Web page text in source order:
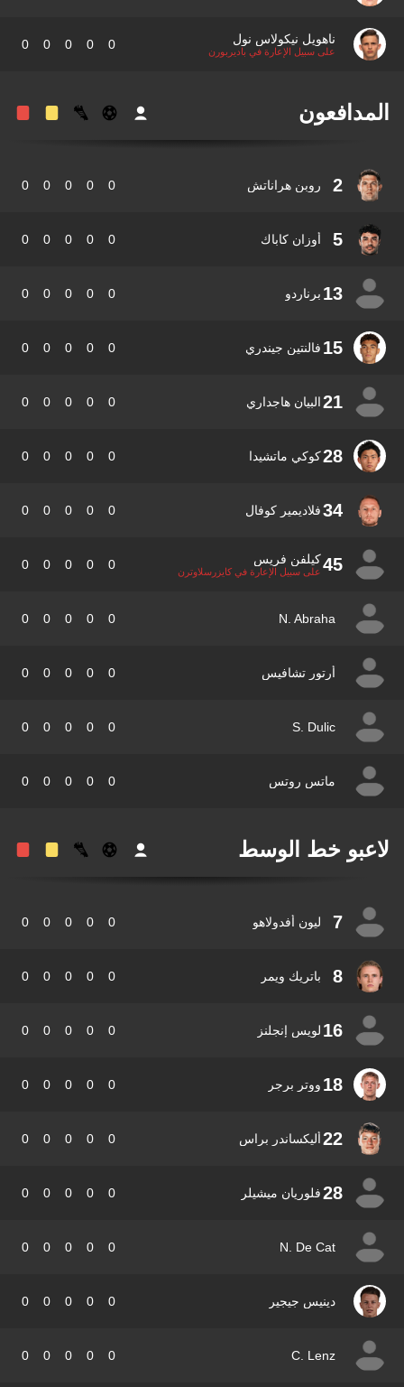
ناهويل نيكولاس نول
على سبيل الإعارة في باديربورن 0
0
0
0
2 روبن هراناتش 0
0
0
0
5 أوزان كاباك 0
0
0
0
13 برناردو 0
0
0
0
15 فالنتين جيندري 0
0
0
0
21 البيان هاجداري 0
0
0
0
28 كوكي ماتشيدا 0
0
0
0
34 فلاديمير كوفال 0
0
0
0
45 كيلفن فريس
على سبيل الإعارة في كايزرسلاوترن 0
0
0
0
N. Abraha
0
0
0
0
أرتور تشافيس 0
0
0
0
S. Dulic
0
0
0
0
ماتس روتس 0
0
0
0
خط الوسط
7 ليون أفدولاهو 0
0
0
0
8 باتريك ويمر 0
0
0
0
16 لويس إنجلنز 0
0
0
0
18 ووتر برجر 0
0
0
0
22 أليكساندر براس 0
0
0
0
28 فلوريان ميشيلر 0
0
0
0
N. De Cat
0
0
0
0
دينيس جيجير 0
0
0
0
C. Lenz
0
0
0
0